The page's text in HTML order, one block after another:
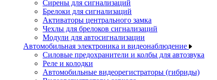
Сирены для сигнализаций
Брелоки для сигнализаций
Активаторы центрального замка
Чехлы для брелоков сигнализаций
Модули для автосигнализации
Автомобильная электроника и видеонаблюдение
Силовые предохранители и колбы для автозвука
Реле и колодки
Автомобильные видеорегистраторы (гибриды)